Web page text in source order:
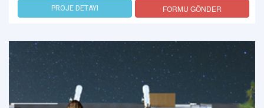
PROJE DETAYI FORMU GÖNDER